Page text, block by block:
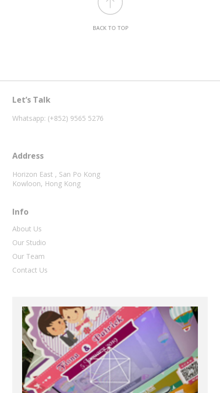
BACK TO TOP
Let’s Talk
Whatsapp: (+852) 9565 5276
Address
Horizon East , San Po Kong
Kowloon, Hong Kong
Info
About Us
Our Studio
Our Team
Contact Us